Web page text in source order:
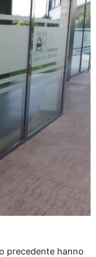
precedente hanno